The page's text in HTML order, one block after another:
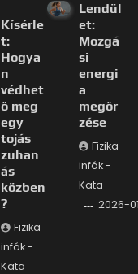
Kísérle
t:
Hogya
n
védhet
ő meg
egy
tojás
zuhan
ás
közben
?
Fizika
infók -
Kata
Lendül
et:
Mozgá
si
energi
a
megőr
zése
Fizika
infók -
Kata
2026-